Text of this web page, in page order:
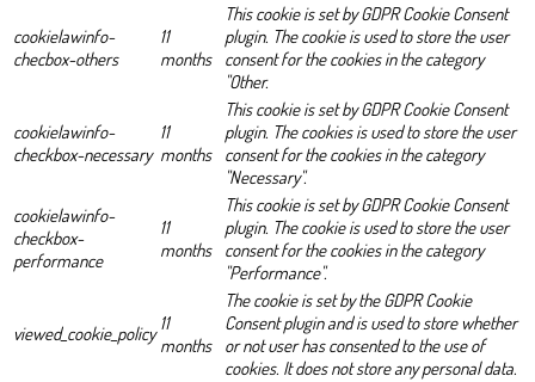
cookielawinfo-
checbox-others
11
months
This cookie is set by GDPR Cookie Consent
plugin. The cookie is used to store the user
consent for the cookies in the category
"Other.
cookielawinfo-
checkbox-necessary
11
months
This cookie is set by GDPR Cookie Consent
plugin. The cookies is used to store the user
consent for the cookies in the category
"Necessary".
cookielawinfo-
checkbox-
performance
11
months
This cookie is set by GDPR Cookie Consent
plugin. The cookie is used to store the user
consent for the cookies in the category
"Performance".
viewed_cookie_policy 11
months
The cookie is set by the GDPR Cookie
Consent plugin and is used to store whether
or not user has consented to the use of
cookies. It does not store any personal data.